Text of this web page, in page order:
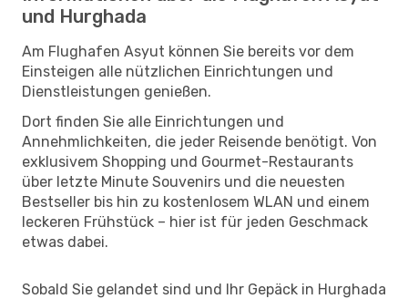
und Hurghada
Am Flughafen Asyut können Sie bereits vor dem
Einsteigen alle nützlichen Einrichtungen und
Dienstleistungen genießen.
Dort finden Sie alle Einrichtungen und
Annehmlichkeiten, die jeder Reisende benötigt. Von
exklusivem Shopping und Gourmet-Restaurants
über letzte Minute Souvenirs und die neuesten
Bestseller bis hin zu kostenlosem WLAN und einem
leckeren Frühstück – hier ist für jeden Geschmack
etwas dabei.
Sobald Sie gelandet sind und Ihr Gepäck in Hurghada